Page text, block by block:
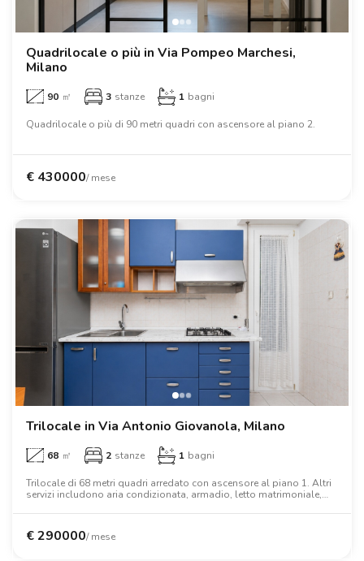
Loft
Loft
Loft
Loft
Loft
Loft
Loft
Roma
Loft
Napoli
Loft
Catania
Loft
Padova
Loft
Quadrilocale o più in Via Pompeo Marchesi,
Milano
90 ㎡ 3 stanze 1 bagni
Quadrilocale o più di 90 metri quadri con ascensore al piano 2.
€ 430000/ mese
Trilocale in Via Antonio Giovanola, Milano
68 ㎡ 2 stanze 1 bagni
Trilocale di 68 metri quadri arredato con ascensore al piano 1. Altri
servizi includono aria condizionata, armadio, letto matrimoniale,
€290000/ mese